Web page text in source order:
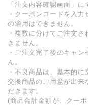
「注文内容確認画面」
・クーポンコードを入
の適用はできません。
・複数に分けてご注文
きません。
・ご注文完了後のキャ
ん。
・不良商品は、基本的に
交換商品のご用意が出来
だきます。
(商品合計金額が、クー